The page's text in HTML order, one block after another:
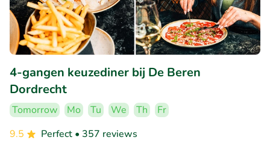
4-gangen keuzediner bij De Beren
Dordrecht
Tomorrow Mo Tu We Th
Fr
9.5
Perfect • 357 reviews